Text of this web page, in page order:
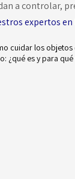
a controlar,
expertos
cuidar los objetos
¿qué es y para qué